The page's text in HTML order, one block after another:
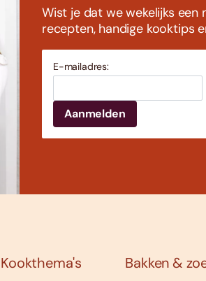
Wist je dat we wekelijks
recepten, handige kooktips
E-mailadres:
Kookthema's Bakken &